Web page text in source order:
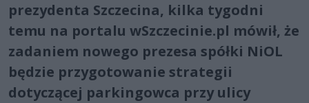
prezydenta Szczecina, kilka tygodni
temu na portalu wSzczecinie.pl mówił, że
zadaniem nowego prezesa spółki NiOL
będzie przygotowanie strategii
dotyczącej parkingowca przy ulicy